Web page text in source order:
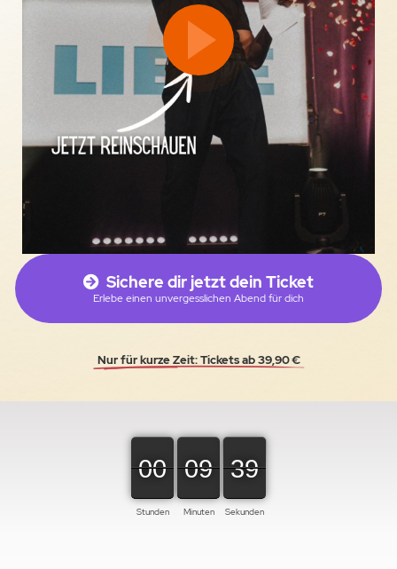
Sichere dir jetzt dein Ticket
Erlebe einen unvergesslichen Abend für dich
Nur für kurze Zeit: Tickets ab 39,90 €
00
00
00
Stunden
09
09
09
Minuten
38
37
38
Sekunden